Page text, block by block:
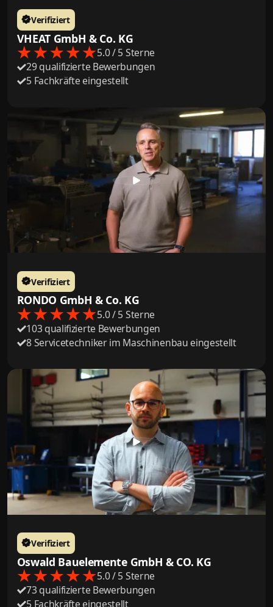
VHEAT GmbH & Co. KG
Verifiziert
5.0 / 5 Sterne
29 qualifizierte Bewerbungen
5 Fachkräfte eingestellt
RONDO GmbH & Co. KG
Verifiziert
5.0 / 5 Sterne
103 qualifizierte Bewerbungen
8 Servicetechniker im Maschinenbau eingestellt
Oswald Bauelemente GmbH & CO. KG
Verifiziert
5.0 / 5 Sterne
73 qualifizierte Bewerbungen
5 Fachkräfte eingestellt